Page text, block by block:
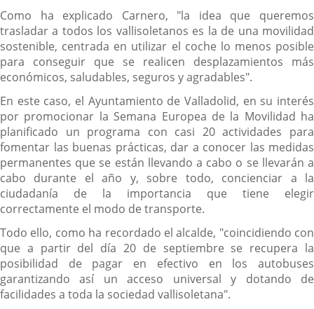
Como ha explicado Carnero, "la idea que queremos
trasladar a todos los vallisoletanos es la de una movilidad
sostenible, centrada en utilizar el coche lo menos posible
para conseguir que se realicen desplazamientos más
económicos, saludables, seguros y agradables".
En este caso, el Ayuntamiento de Valladolid, en su interés
por promocionar la Semana Europea de la Movilidad ha
planificado un programa con casi 20 actividades para
fomentar las buenas prácticas, dar a conocer las medidas
permanentes que se están llevando a cabo o se llevarán a
cabo durante el año y, sobre todo, concienciar a la
ciudadanía de la importancia que tiene elegir
correctamente el modo de transporte.
Todo ello, como ha recordado el alcalde, "coincidiendo con
que a partir del día 20 de septiembre se recupera la
posibilidad de pagar en efectivo en los autobuses
garantizando así un acceso universal y dotando de
facilidades a toda la sociedad vallisoletana".